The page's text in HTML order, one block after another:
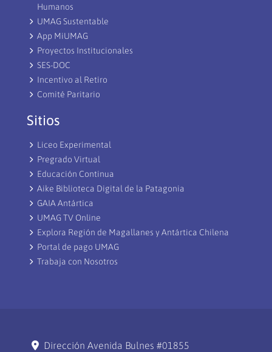
Humanos
UMAG Sustentable
App MiUMAG
Proyectos Institucionales
SES-DOC
Incentivo al Retiro
Comité Paritario
Sitios
Liceo Experimental
Pregrado Virtual
Educación Continua
Aike Biblioteca Digital de la Patagonia
GAIA Antártica
UMAG TV Online
Explora Región de Magallanes y Antártica Chilena
Portal de pago UMAG
Trabaja con Nosotros
Dirección Avenida Bulnes #01855